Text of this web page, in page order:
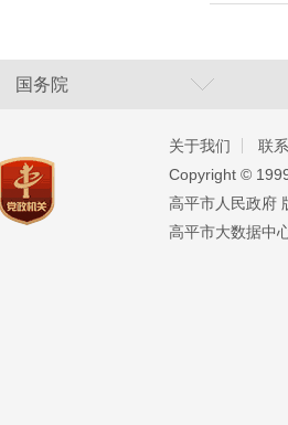
国务院
关于我们
联
Copyright ©️
高平市人民政府
高平市大数据